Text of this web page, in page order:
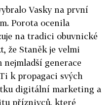
Vasky na první
Porota ocenila
na tradici obuvnické
že Staněk je velmi
generace
k propagaci svých
digitální marketing a
příznivců, které